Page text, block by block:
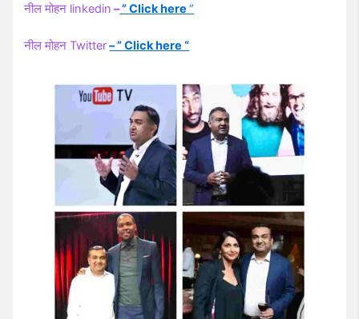
नील मोहन linkedin –” Click here“
नील मोहन Twitter– ” Click here “